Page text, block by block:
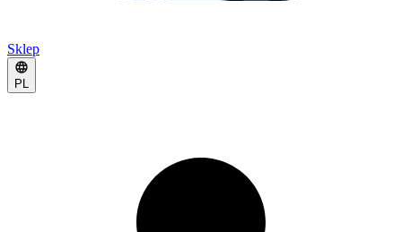
Sklep
PL